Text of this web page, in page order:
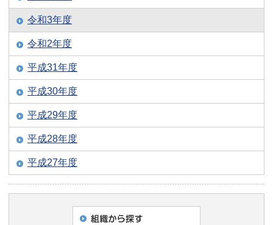
令和3年度
令和2年度
平成31年度
平成30年度
平成29年度
平成28年度
平成27年度